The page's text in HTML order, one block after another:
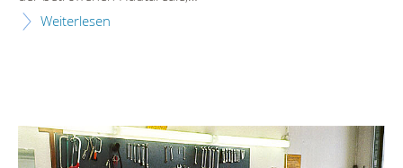
Weiterlesen